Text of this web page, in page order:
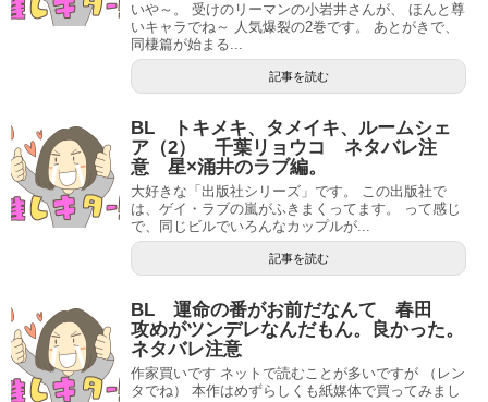
いや～。 受けのリーマンの小岩井さんが、 ほんと尊
いキャラでね～ 人気爆裂の2巻です。 あとがきで、
同棲篇が始まる...
記事を読む
BL トキメキ、タメイキ、ルームシェ
ア（2） 千葉リョウコ ネタバレ注
意 星×涌井のラブ編。
大好きな「出版社シリーズ」です。 この出版社で
は、ゲイ・ラブの嵐がふきまくってます。 って感じ
で、同じビルでいろんなカップルが...
記事を読む
BL 運命の番がお前だなんて 春田
攻めがツンデレなんだもん。良かった。
ネタバレ注意
作家買いです ネットで読むことが多いですが （レン
タでね） 本作はめずらしくも紙媒体で買ってみまし